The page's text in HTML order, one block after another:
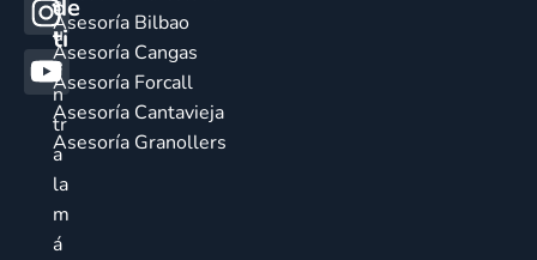
de
ti
u
e
n
tr
a
la
m
á
Asesoría Bilbao
Asesoría Cangas
Asesoría Forcall
Asesoría Cantavieja
Asesoría Granollers